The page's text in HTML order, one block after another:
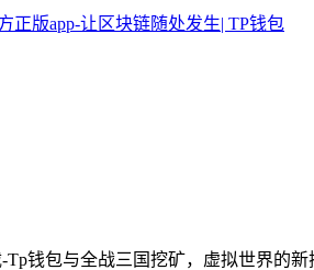
Tp钱包与全战三国挖矿，虚拟世界的新